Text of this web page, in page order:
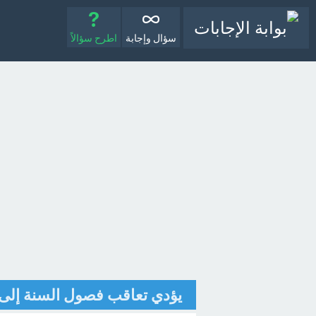
سؤال وإجابة اطرح سؤالاً
يؤدي تعاقب فصول السنة